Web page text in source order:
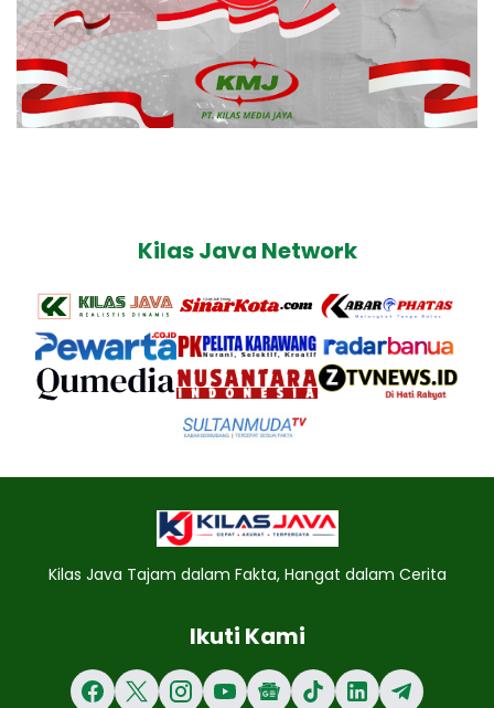
Kilas Java Network
Kilas Java Tajam dalam Fakta, Hangat dalam Cerita
Ikuti Kami